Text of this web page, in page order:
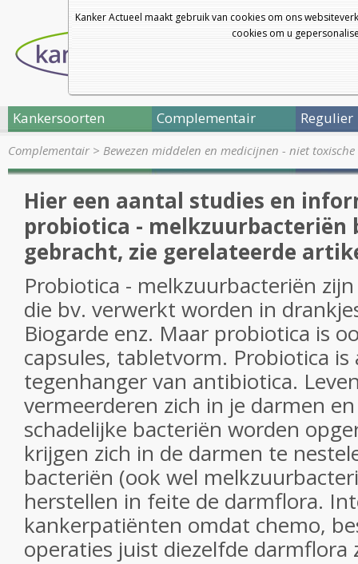
Kanker Actueel maakt gebruik van cookies om ons
cookies om u
Kankersoorten Complementair Regulier
Complementair> Bewezen middelen en medicijnen - niet
Hier een aantal studies en
probiotica - melkzuurbacteriën
gebracht, zie gerelateerde
Probiotica - melkzuurbacteriën
die bv. verwerkt worden in
Biogarde enz. Maar probiotica is
capsules, tabletvorm. Probiotica is
tegenhanger van antibiotica.
vermeerderen zich in je darmen
schadelijke bacteriën worden
krijgen zich in de darmen te
bacteriën (ook wel
herstellen in feite de darmflora.
kankerpatiënten omdat chemo,
operaties juist diezelfde darmflora